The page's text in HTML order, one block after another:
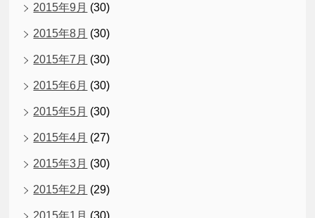
2015年9月 (30)
2015年8月 (30)
2015年7月 (30)
2015年6月 (30)
2015年5月 (30)
2015年4月 (27)
2015年3月 (30)
2015年2月 (29)
2015年1月 (30)